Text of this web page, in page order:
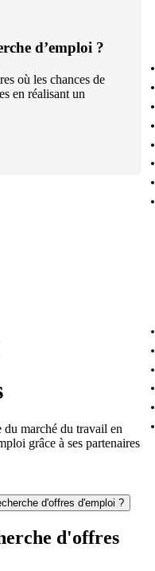
d’emploi ?
où les chances de
en réalisant un
du marché du travail en
grâce à ses partenaires
d'offres d'emploi ?
d'offres